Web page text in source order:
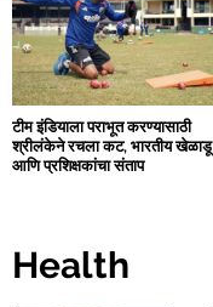
टीम इंडियाला पराभूत करण्यासाठी
श्रीलंकेने रचला कट, भारतीय खेळाडू
आणि प्रशिक्षकांचा संताप
Health